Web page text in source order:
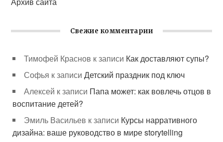
Свежие комментарии
Тимофей Краснов к записи Как доставляют супы?
Софья к записиДетский праздник под ключ
Алексей к записи Папа может: как вовлечь отцов в
воспитание детей?
Эмиль Васильев к записи Курсы нарративного
дизайна: ваше руководство в мире storytelling